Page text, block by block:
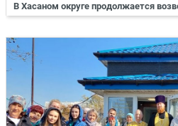
В Хасаном округе продолжается